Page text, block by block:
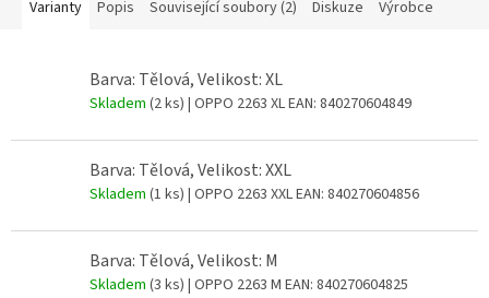
Varianty Popis Související soubory (2) Diskuze Výrobce
Barva: Tělová, Velikost: XL
Skladem (2 ks) | OPPO 2263 XLEAN: 840270604849
Barva: Tělová, Velikost: XXL
Skladem (1 ks) | OPPO 2263 XXLEAN: 840270604856
Barva: Tělová, Velikost: M
Skladem (3 ks) | OPPO 2263 M EAN: 840270604825